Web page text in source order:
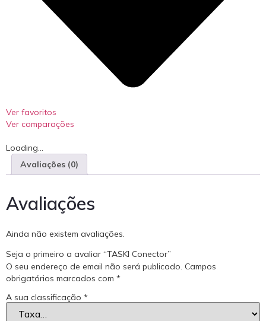
Ver favoritos
Ver comparações
Loading...
Avaliações (0)
Avaliações
Ainda não existem avaliações.
Seja o primeiro a avaliar “TASKI Conector”
O seu endereço de email não será publicado. Campos
obrigatórios marcados com *
A sua classificação *